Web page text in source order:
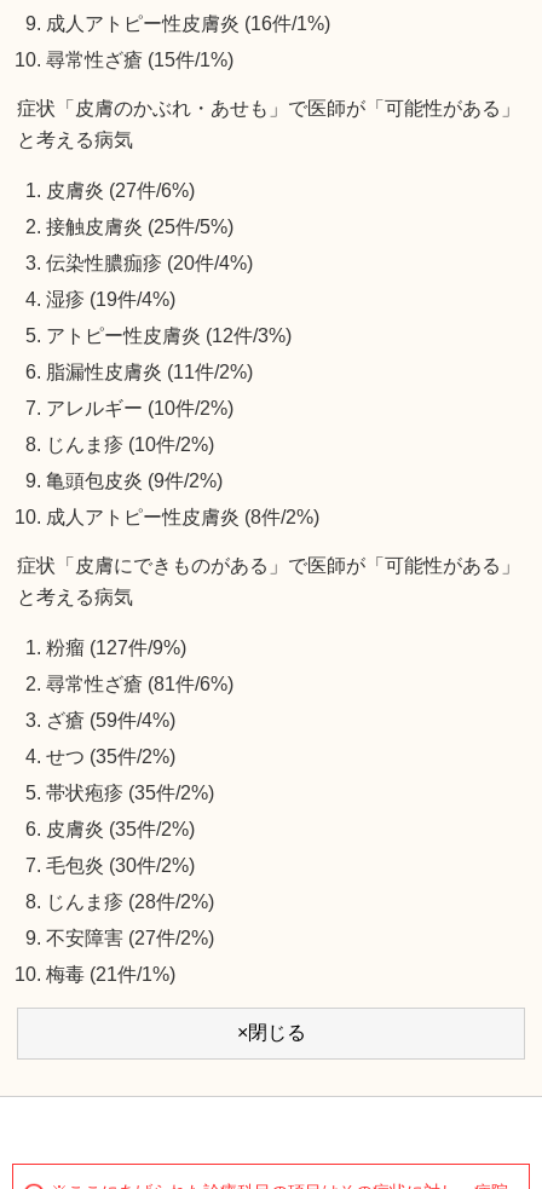
成人アトピー性皮膚炎 (16件/1%)
尋常性ざ瘡 (15件/1%)
症状「皮膚のかぶれ・あせも」で医師が「可能性がある」
と考える病気
皮膚炎 (27件/6%)
接触皮膚炎 (25件/5%)
伝染性膿痂疹 (20件/4%)
湿疹 (19件/4%)
アトピー性皮膚炎 (12件/3%)
脂漏性皮膚炎 (11件/2%)
アレルギー (10件/2%)
じんま疹 (10件/2%)
亀頭包皮炎 (9件/2%)
成人アトピー性皮膚炎 (8件/2%)
症状「皮膚にできものがある」で医師が「可能性がある」
と考える病気
粉瘤 (127件/9%)
尋常性ざ瘡 (81件/6%)
ざ瘡 (59件/4%)
せつ (35件/2%)
帯状疱疹 (35件/2%)
皮膚炎 (35件/2%)
毛包炎 (30件/2%)
じんま疹 (28件/2%)
不安障害 (27件/2%)
梅毒 (21件/1%)
×閉じる